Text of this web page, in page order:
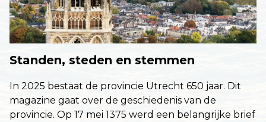
Standen, steden en stemmen
In 2025 bestaat de provincie Utrecht 650 jaar. Dit
magazine gaat over de geschiedenis van de
provincie. Op 17 mei 1375 werd een belangrijke brief